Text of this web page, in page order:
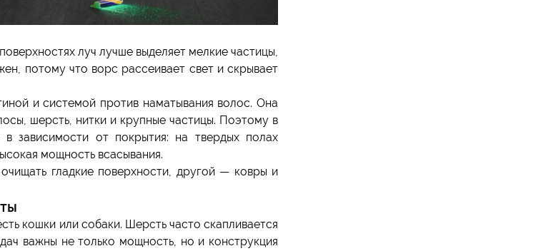
луч лучше выделяет мелкие частицы,
потому что ворс рассеивает свет и скрывает
и системой против наматывания волос. Она
шерсть, нитки и крупные частицы. Поэтому в
зависимости от покрытия: на твердых полах
мощность всасывания.
гладкие поверхности, другой — ковры и
кошки или собаки. Шерсть часто скапливается
важны не только мощность, но и конструкция